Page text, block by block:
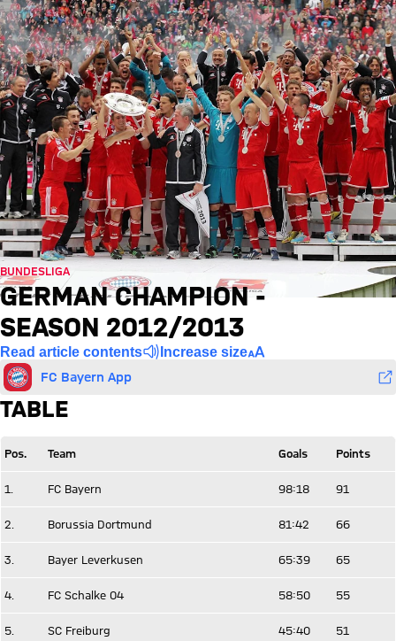
BUNDESLIGA
GERMAN CHAMPION -
SEASON 2012/2013
Read article contents Increase size
FC Bayern App
TABLE
Pos. Team Goals Points
1. FC Bayern 98:18 91
2. Borussia Dortmund 81:42 66
3. Bayer Leverkusen 65:39 65
4. FC Schalke 04 58:50 55
5. SC Freiburg 45:40 51